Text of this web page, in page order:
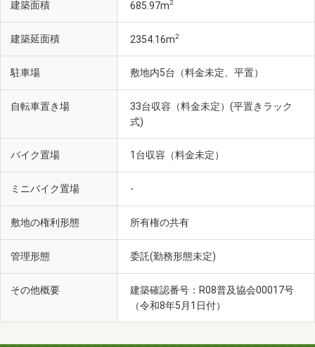
建築面積 685.97m2
建築延面積 2354.16m2
駐車場 敷地内5台（料金未定、平置）
自転車置き場
33台収容（料金未定）(平置きラック
式)
バイク置場 1台収容（料金未定）
ミニバイク置場 -
敷地の権利形態 所有権の共有
管理形態 委託(勤務形態未定)
その他概要
建築確認番号：R08普及協会00017号
（令和8年5月1日付）